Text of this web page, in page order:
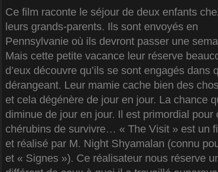
Ce film raconte le séjour de deux enfants
leurs grands-parents. Ils sont envoyés en
Pennsylvanie où ils devront passer une
Mais cette petite vacance leur réserve
d’eux découvre qu’ils se sont engagés dans
dérangeant. Leur mamie cache bien des
et cela dégénère de jour en jour. La chance
diminue de jour en jour. Il est primordial pour
chérubins de survivre… « The Visit » est un
et réalisé par M. Night Shyamalan (connu
et « Signes »). Ce réalisateur nous réserve